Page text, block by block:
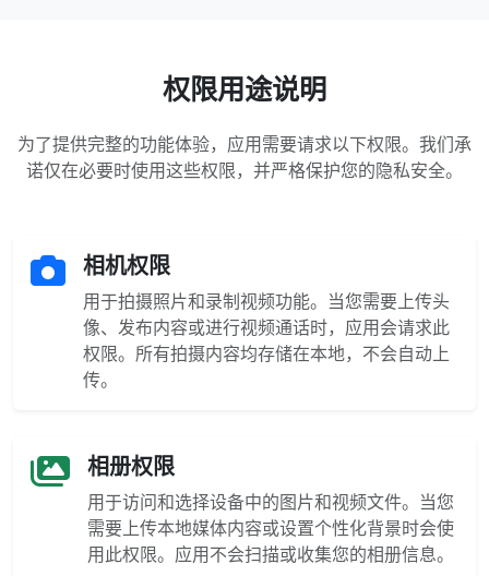
权限用途说明
为了提供完整的功能体验，应用需要请求以下权限。我们承
诺仅在必要时使用这些权限，并严格保护您的隐私安全。
相机权限
用于拍摄照片和录制视频功能。当您需要上传头
像、发布内容或进行视频通话时，应用会请求此
权限。所有拍摄内容均存储在本地，不会自动上
传。
相册权限
用于访问和选择设备中的图片和视频文件。当您
需要上传本地媒体内容或设置个性化背景时会使
用此权限。应用不会扫描或收集您的相册信息。